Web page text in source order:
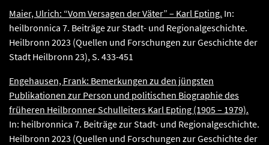
Maier, Ulrich: “Vom Versagen der Väter” – Karl Epting. In:
heilbronnica 7. Beiträge zur Stadt- und Regionalgeschichte.
Heilbronn 2023 (Quellen und Forschungen zur Geschichte der
Stadt Heilbronn 23), S. 433-451
Engehausen, Frank: Bemerkungen zu den jüngsten
Publikationen zur Person und politischen Biographie des
früheren Heilbronner Schulleiters Karl Epting (1905 – 1979).
In: heilbronnica 7. Beiträge zur Stadt- und Regionalgeschichte.
Heilbronn 2023 (Quellen und Forschungen zur Geschichte der